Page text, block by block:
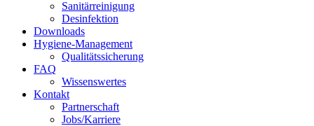
Sanitärreinigung
Desinfektion
Downloads
Hygiene-Management
Qualitätssicherung
FAQ
Wissenswertes
Kontakt
Partnerschaft
Jobs/Karriere